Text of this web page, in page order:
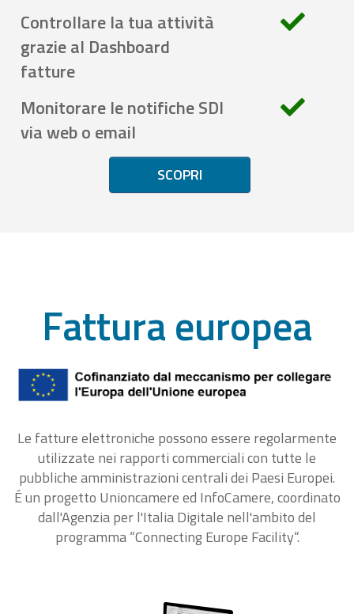
Controllare la tua attività
grazie al Dashboard
fatture
Monitorare le notifiche SDI
via web o email
SCOPRI
Fattura europea
Le fatture elettroniche possono essere regolarmente
utilizzate nei rapporti commerciali con tutte le
pubbliche amministrazioni centrali dei Paesi Europei.
É un progetto Unioncamere ed InfoCamere, coordinato
dall'Agenzia per l'Italia Digitale nell'ambito del
programma “Connecting Europe Facility“.